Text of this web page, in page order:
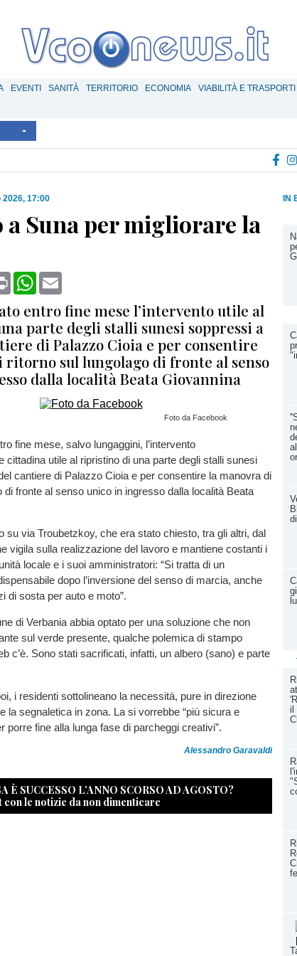
EVENTI SANITÀ TERRITORIO ECONOMIA VIABILITÀ E TRASPORTI
IN
il
2026, 17:00
a Suna per migliorare la
Print WhatsApp
entro fine mese l’intervento utile al
parte degli stalli sunesi soppressi a
di Palazzo Cioia e per consentire
ritorno sul lungolago di fronte al senso
dalla località Beata Giovannina
Foto da Facebook
fine mese, salvo lungaggini, l’intervento
cittadina utile al ripristino di una parte degli stalli sunesi
cantiere di Palazzo Cioia e per consentire la manovra di
di fronte al senso unico in ingresso dalla località Beata
su via Troubetzkoy, che era stato chiesto, tra gli altri, dal
vigila sulla realizzazione del lavoro e mantiene costanti i
locale e i suoi amministratori: “Si tratta di un
dopo l’inversione del senso di marcia, anche
di sosta per auto e moto”.
di Verbania abbia optato per una soluzione che non
sul verde presente, qualche polemica di stampo
c’è. Sono stati sacrificati, infatti, un albero (sano) e parte
i residenti sottolineano la necessità, pure in direzione
la segnaletica in zona. La si vorrebbe “più sicura e
porre fine alla lunga fase di parcheggi creativi”.
Alessandro Garavaldi
È SUCCESSO L’ANNO SCORSO AD AGOSTO?
le notizie da non dimenticare